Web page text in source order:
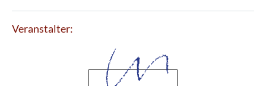
Veranstalter: